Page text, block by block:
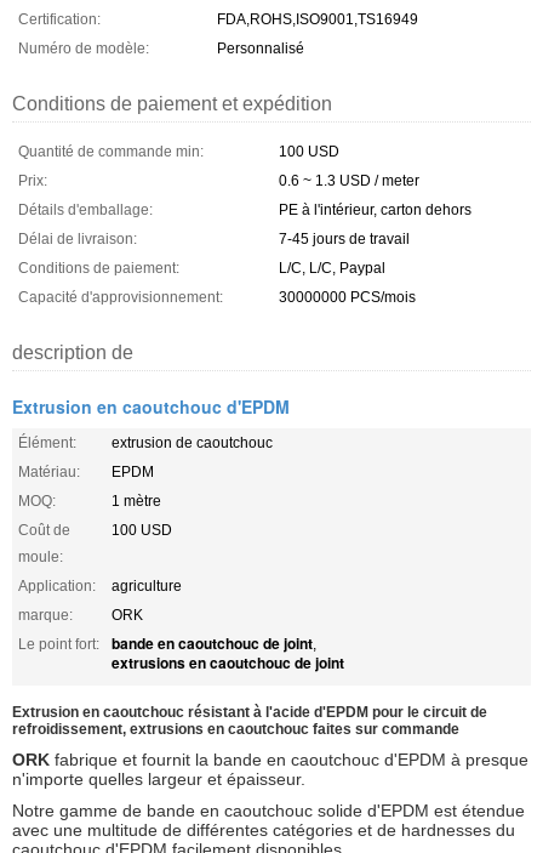
Certification:
FDA,ROHS,ISO9001,TS16949
Numéro de modèle:
Personnalisé
Conditions de paiement et expédition
Quantité de commande min:
100 USD
Prix:
0.6 ~ 1.3 USD / meter
Détails d'emballage:
PE à l'intérieur, carton dehors
Délai de livraison:
7-45 jours de travail
Conditions de paiement:
L/C, L/C, Paypal
Capacité d'approvisionnement:
30000000 PCS/mois
description de
Extrusion en caoutchouc d'EPDM
Élément:
extrusion de caoutchouc
Matériau:
EPDM
MOQ:
1 mètre
Coût de
moule:
100 USD
Application:
agriculture
marque:
ORK
Le point fort:
bande en caoutchouc de joint,
extrusions en caoutchouc de joint
Extrusion en caoutchouc résistant à l'acide d'EPDM pour le circuit de
refroidissement, extrusions en caoutchouc faites sur commande
ORK fabrique et fournit la bande en caoutchouc d'EPDM à presque
n'importe quelles largeur et épaisseur.
Notre gamme de bande en caoutchouc solide d'EPDM est étendue
avec une multitude de différentes catégories et de hardnesses du